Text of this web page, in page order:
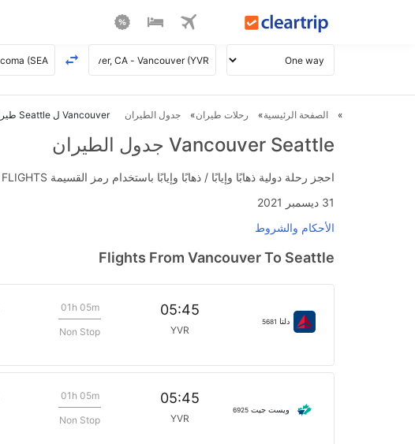
الصفحة الرئيسية رحلات طيران جدول الطيران Vancouver ل Seattle طيران
Vancouver Seattle جدول الطيران
احجز رحلة دولية ذهابًا وإيابًا / ذهابًا وإيابًا باستخدام رمز القسيمة FLIGHTS واحصل على استرداد نقدي فوري يصل إلى AED 700.
31 ديسمبر 2021
الأحكام والشروط
Flights From Vancouver To Seattle
دلتا 5681
05:45
YVR
01h 05m
Non Stop
ويست جيت 6925
05:45
YVR
01h 05m
Non Stop